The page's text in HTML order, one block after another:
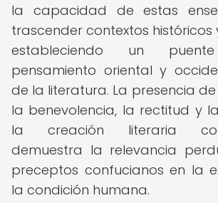
la capacidad de estas
trascender contextos
estableciendo un
pensamiento oriental y
de la literatura. La presencia
la benevolencia, la rectitud y
la creación literaria
demuestra la relevancia
preceptos confucianos en la
la condición humana.